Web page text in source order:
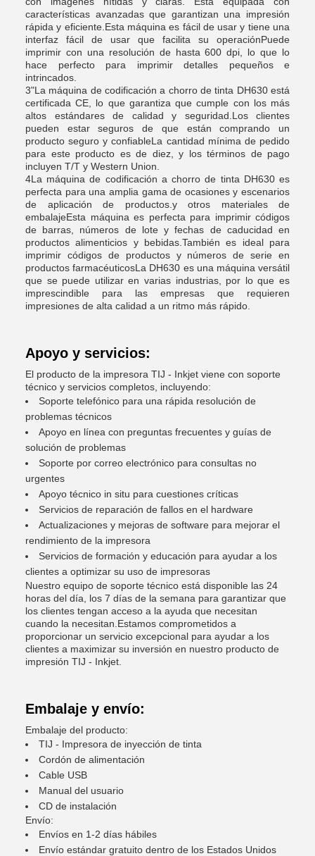
características avanzadas que garantizan una impresión
rápida y eficiente.Esta máquina es fácil de usar y tiene una
interfaz fácil de usar que facilita su operaciónPuede
imprimir con una resolución de hasta 600 dpi, lo que lo
hace perfecto para imprimir detalles pequeños e
intrincados.
3"La máquina de codificación a chorro de tinta DH630 está
certificada CE, lo que garantiza que cumple con los más
altos estándares de calidad y seguridad.Los clientes
pueden estar seguros de que están comprando un
producto seguro y confiableLa cantidad mínima de pedido
para este producto es de diez, y los términos de pago
incluyen T/T y Western Union.
4La máquina de codificación a chorro de tinta DH630 es
perfecta para una amplia gama de ocasiones y escenarios
de aplicación de productos.y otros materiales de
embalajeEsta máquina es perfecta para imprimir códigos
de barras, números de lote y fechas de caducidad en
productos alimenticios y bebidas.También es ideal para
imprimir códigos de productos y números de serie en
productos farmacéuticosLa DH630 es una máquina versátil
que se puede utilizar en varias industrias, por lo que es
imprescindible para las empresas que requieren
impresiones de alta calidad a un ritmo más rápido.
Apoyo y servicios:
El producto de la impresora TIJ - Inkjet viene con soporte
técnico y servicios completos, incluyendo:
Soporte telefónico para una rápida resolución de
problemas técnicos
Apoyo en línea con preguntas frecuentes y guías de
solución de problemas
Soporte por correo electrónico para consultas no
urgentes
Apoyo técnico in situ para cuestiones críticas
Servicios de reparación de fallos en el hardware
Actualizaciones y mejoras de software para mejorar el
rendimiento de la impresora
Servicios de formación y educación para ayudar a los
clientes a optimizar su uso de impresoras
Nuestro equipo de soporte técnico está disponible las 24
horas del día, los 7 días de la semana para garantizar que
los clientes tengan acceso a la ayuda que necesitan
cuando la necesitan.Estamos comprometidos a
proporcionar un servicio excepcional para ayudar a los
clientes a maximizar su inversión en nuestro producto de
impresión TIJ - Inkjet.
Embalaje y envío:
Embalaje del producto:
TIJ - Impresora de inyección de tinta
Cordón de alimentación
Cable USB
Manual del usuario
CD de instalación
Envío:
Envíos en 1-2 días hábiles
Envío estándar gratuito dentro de los Estados Unidos